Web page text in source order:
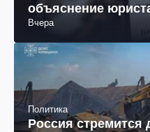
объяснение
Вчера
Политика
Россия стремится